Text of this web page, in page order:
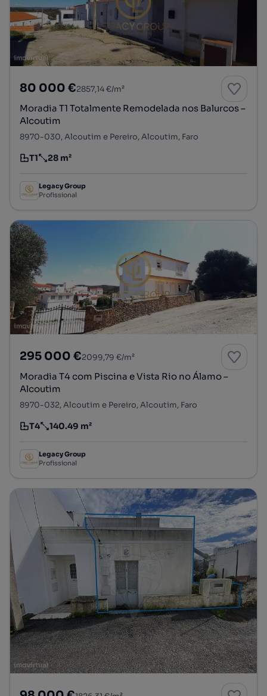
80 000 €2857,14 €/m²
Moradia T1 Totalmente Remodelada nos Balurcos –
Alcoutim
8970-030, Alcoutim e Pereiro, Alcoutim, Faro
Tipologia
T1
Preço por metro quadrado
28 m²
Legacy Group
Profissional
295 000 €2099,79 €/m²
Moradia T4 com Piscina e Vista Rio no Álamo –
Alcoutim
8970-032, Alcoutim e Pereiro, Alcoutim, Faro
Tipologia
T4
Preço por metro quadrado
140.49 m²
Legacy Group
Profissional